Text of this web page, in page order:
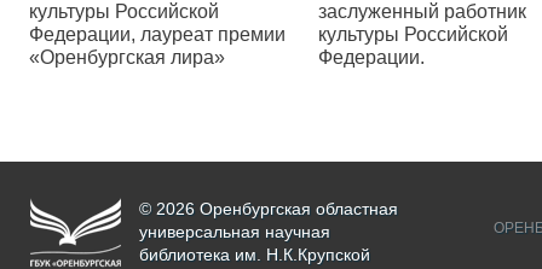
культуры Российской
Федерации, лауреат премии
«Оренбургская лира»
заслуженный работник
культуры Российской
Федерации.
© 2026 Оренбургская областная
универсальная научная
библиотека им. Н.К.Крупской